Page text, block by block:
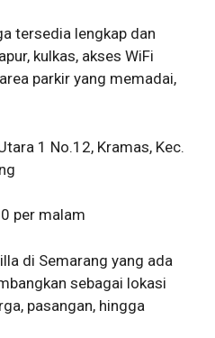
tersedia lengkap dan
kulkas, akses WiFi
parkir yang memadai,
1 No.12, Kramas, Kec.
per malam
di Semarang yang ada
sebagai lokasi
pasangan, hingga